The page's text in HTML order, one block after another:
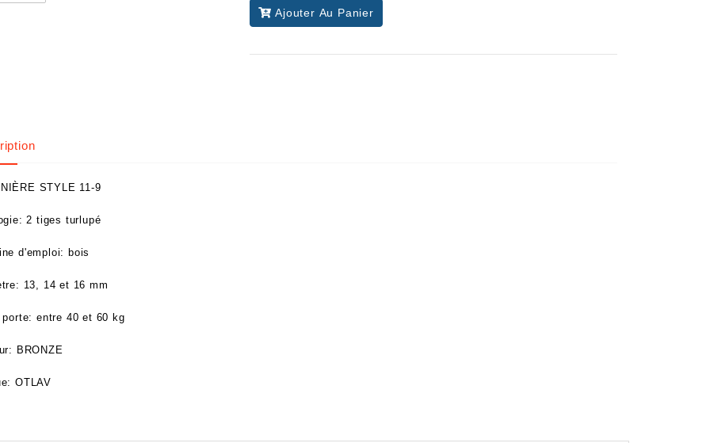
Ajouter Au Panier
STYLE 11-9
2 tiges turlupé
d'emploi: bois
13, 14 et 16 mm
entre 40 et 60 kg
BRONZE
OTLAV